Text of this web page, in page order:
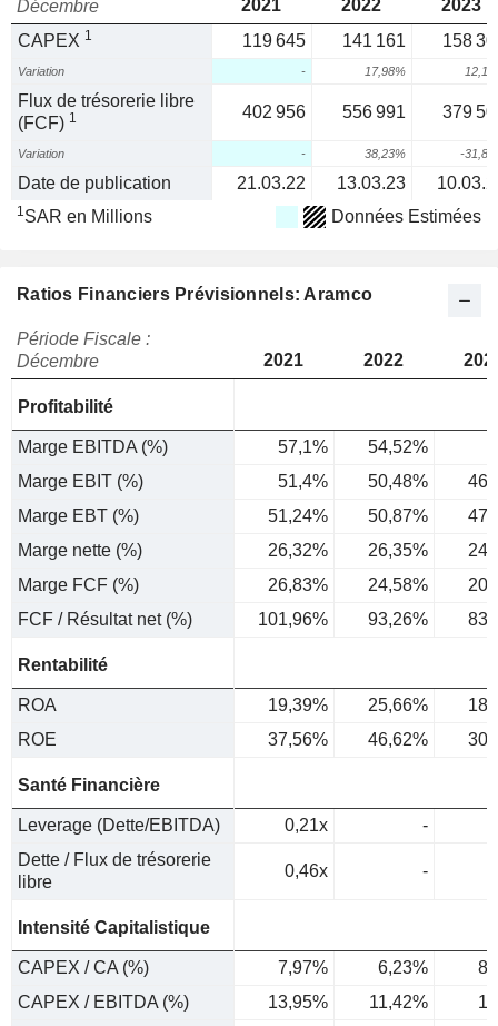
Décembre
2021 2022
2023
CAPEX 1 119 645 141 161 158
Variation - 17,98%
Flux de trésorerie libre
(FCF) 1 402 956 556 991 379
Variation - 38,23% -
Date de publication 21.03.22 13.03.23
1SAR en Millions Données Estimées
Ratios Financiers Prévisionnels: Aramco
Période Fiscale :
Décembre
2021 2022
Profitabilité
Marge EBITDA (%) 57,1% 54,52%
Marge EBIT (%)
51,4% 50,48%
Marge EBT (%)
51,24% 50,87%
Marge nette (%)
26,32% 26,35%
Marge FCF (%)
26,83% 24,58%
FCF / Résultat net (%)
101,96% 93,26%
Rentabilité
ROA 19,39% 25,66%
ROE
37,56% 46,62%
Santé Financière
Leverage (Dette/EBITDA) 0,21x
-
Dette / Flux de trésorerie
libre
0,46x -
Intensité Capitalistique
CAPEX / CA (%) 7,97% 6,23%
CAPEX / EBITDA (%)
13,95% 11,42%